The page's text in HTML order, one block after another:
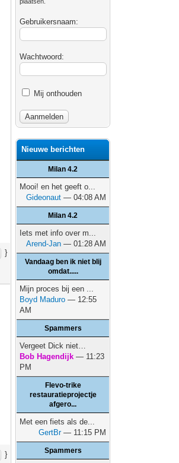
}
}
Gebruikersnaam:
Wachtwoord:
Mij onthouden
Nieuwe berichten
Milan 4.2
Mooi! en het geeft o...
Gideonaut — 04:08 AM
Milan 4.2
Iets met info over m...
Arend-Jan — 01:28 AM
Vandaag ben ik niet blij
omdat.....
Mijn proces bij een ...
Boyd Maduro — 12:55
AM
Spammers
Vergeet Dick niet…
Bob Hagendijk — 11:23
PM
Flevo-trike
restauratieprojectje
afgero...
Met een fiets als de...
GertBr— 11:15 PM
Spammers